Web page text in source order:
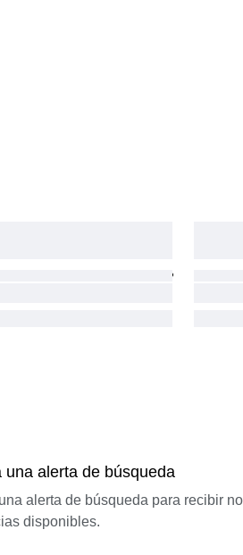
una alerta de búsqueda
alerta de búsqueda para recibir
disponibles.